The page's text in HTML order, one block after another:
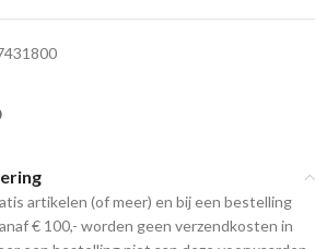
artikelen (of meer) en bij een bestelling
€ 100,- worden geen verzendkosten in